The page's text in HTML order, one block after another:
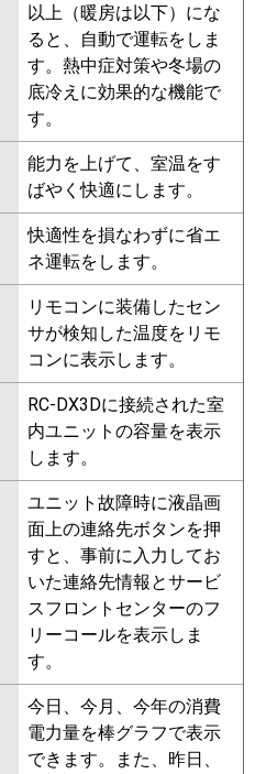
以上（暖房は以下）にな
ると、自動で運転をしま
す。熱中症対策や冬場の
底冷えに効果的な機能で
す。
能力を上げて、室温をす
ばやく快適にします。
快適性を損なわずに省エ
ネ運転をします。
リモコンに装備したセン
サが検知した温度をリモ
コンに表示します。
RC-DX3Dに接続された室
内ユニットの容量を表示
します。
ユニット故障時に液晶画
面上の連絡先ボタンを押
すと、事前に入力してお
いた連絡先情報とサービ
スフロントセンターのフ
リーコールを表示しま
す。
今日、今月、今年の消費
電力量を棒グラフで表示
できます。また、昨日、